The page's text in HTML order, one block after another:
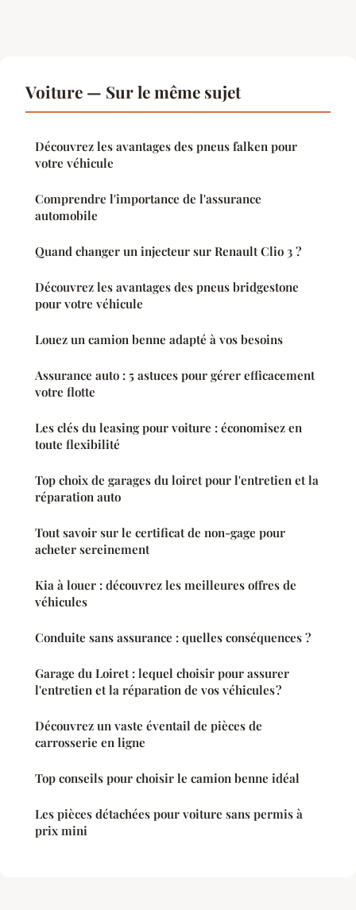
Voiture — Sur le même sujet
Découvrez les avantages des pneus falken pour
votre véhicule
Comprendre l'importance de l'assurance
automobile
Quand changer un injecteur sur Renault Clio 3 ?
Découvrez les avantages des pneus bridgestone
pour votre véhicule
Louez un camion benne adapté à vos besoins
Assurance auto : 5 astuces pour gérer efficacement
votre flotte
Les clés du leasing pour voiture : économisez en
toute flexibilité
Top choix de garages du loiret pour l'entretien et la
réparation auto
Tout savoir sur le certificat de non-gage pour
acheter sereinement
Kia à louer : découvrez les meilleures offres de
véhicules
Conduite sans assurance : quelles conséquences ?
Garage du Loiret : lequel choisir pour assurer
l'entretien et la réparation de vos véhicules ?
Découvrez un vaste éventail de pièces de
carrosserie en ligne
Top conseils pour choisir le camion benne idéal
Les pièces détachées pour voiture sans permis à
prix mini